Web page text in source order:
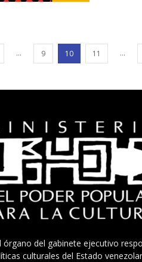
... 9 10 11 ...
del gabinete ejecutivo
culturales del Estado